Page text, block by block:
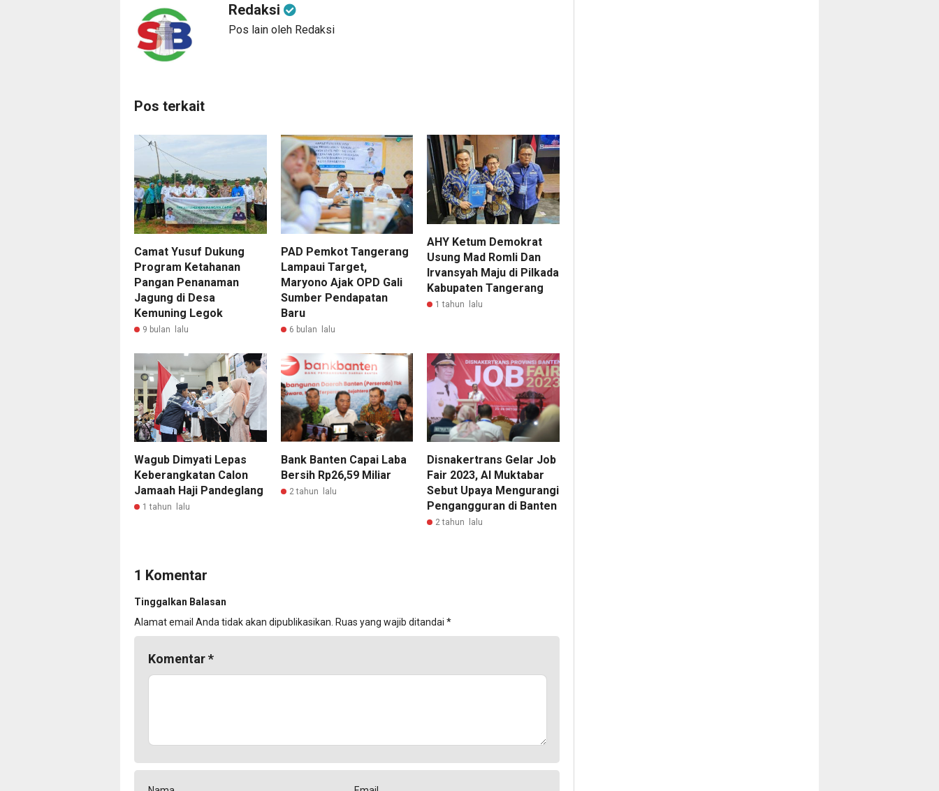
Redaksi
Pos lain oleh Redaksi
Pos terkait
Camat Yusuf Dukung
Program Ketahanan
Pangan Penanaman
Jagung di Desa
Kemuning Legok
9 bulan lalu
PAD Pemkot Tangerang
Lampaui Target,
Maryono Ajak OPD Gali
Sumber Pendapatan
Baru
6 bulan lalu
AHY Ketum Demokrat
Usung Mad Romli Dan
Irvansyah Maju di Pilkada
Kabupaten Tangerang
1 tahun lalu
Wagub Dimyati Lepas
Keberangkatan Calon
Jamaah Haji Pandeglang
1 tahun lalu
Bank Banten Capai Laba
Bersih Rp26,59 Miliar
2 tahun lalu
Disnakertrans Gelar Job
Fair 2023, Al Muktabar
Sebut Upaya Mengurangi
Pengangguran di Banten
2 tahun lalu
1 Komentar
Tinggalkan Balasan
Alamat email Anda tidak akan dipublikasikan. Ruas yang wajib ditandai *
Komentar*